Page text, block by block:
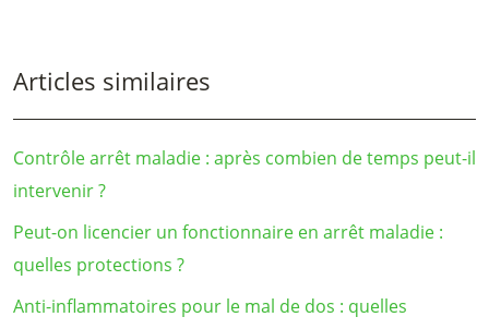
Articles similaires
Contrôle arrêt maladie : après combien de temps peut-il
intervenir ?
Peut-on licencier un fonctionnaire en arrêt maladie :
quelles protections ?
Anti-inflammatoires pour le mal de dos : quelles